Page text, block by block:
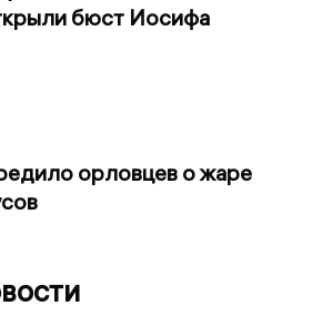
бюст Иосифа
орловцев о жаре